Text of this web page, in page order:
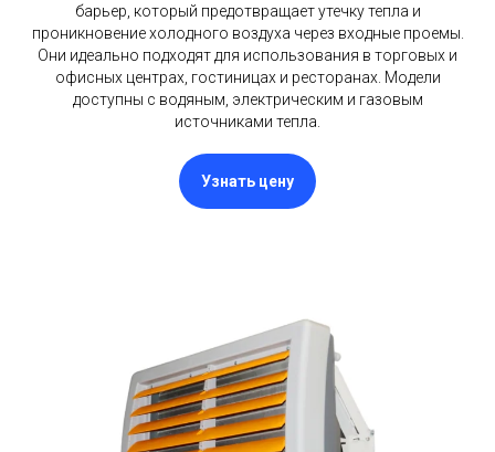
барьер, который предотвращает утечку тепла и
проникновение холодного воздуха через входные проемы.
Они идеально подходят для использования в торговых и
офисных центрах, гостиницах и ресторанах. Модели
доступны с водяным, электрическим и газовым
источниками тепла.
Узнать цену